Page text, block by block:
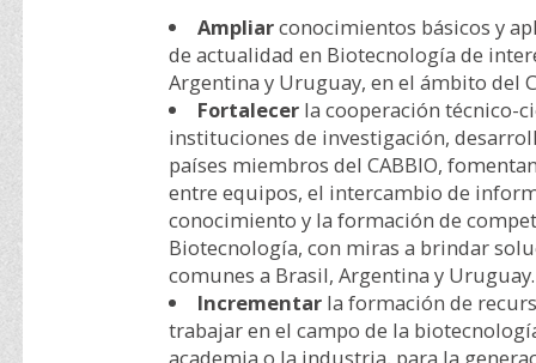
Ampliarconocimientos básicos y
de actualidad en Biotecnología de
Argentina y Uruguay, en el ámbito del
Fortalecerla cooperación técnico-
instituciones de investigación,
países miembros del CABBIO,
entre equipos, el intercambio de
conocimiento y la formación de
Biotecnología, con miras a brindar
comunes a Brasil, Argentina y Uruguay.
Incrementarla formación de
trabajar en el campo de la